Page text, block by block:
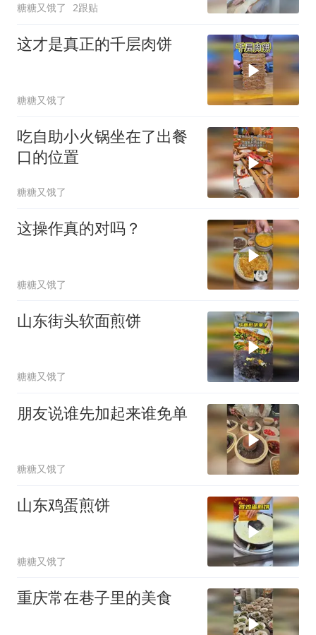
糖糖又饿了 2跟贴
这才是真正的千层肉饼
糖糖又饿了
吃自助小火锅坐在了出餐
口的位置
糖糖又饿了
这操作真的对吗？
糖糖又饿了
山东街头软面煎饼
糖糖又饿了
朋友说谁先加起来谁免单
糖糖又饿了
山东鸡蛋煎饼
糖糖又饿了
重庆常在巷子里的美食